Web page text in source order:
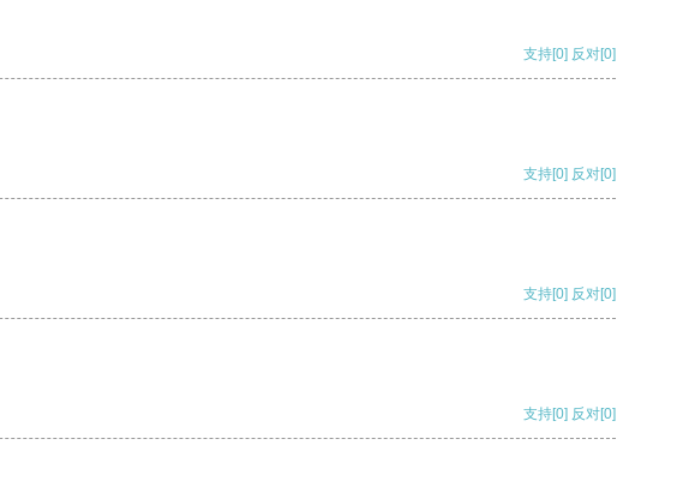
支持[0] 反对[0]
支持[0] 反对[0]
支持[0] 反对[0]
支持[0] 反对[0]